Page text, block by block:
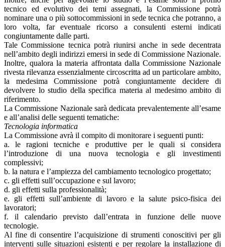
tecnico ed evolutivo dei temi assegnati, la Commissione potrà
nominare una o più sottocommissioni in sede tecnica che potranno, a
loro volta, far eventuale ricorso a consulenti esterni indicati
congiuntamente dalle parti.
Tale Commissione tecnica potrà riunirsi anche in sede decentrata
nell’ambito degli indirizzi emersi in sede di Commissione Nazionale.
Inoltre, qualora la materia affrontata dalla Commissione Nazionale
rivesta rilevanza essenzialmente circoscritta ad un particolare ambito,
la medesima Commissione potrà congiuntamente decidere di
devolvere lo studio della specifica materia al medesimo ambito di
riferimento.
La Commissione Nazionale sarà dedicata prevalentemente all’esame
e all’analisi delle seguenti tematiche:
Tecnologia informatica
La Commissione avrà il compito di monitorare i seguenti punti:
a. le ragioni tecniche e produttive per le quali si considera
l’introduzione di una nuova tecnologia e gli investimenti
complessivi;
b. la natura e l’ampiezza del cambiamento tecnologico progettato;
c. gli effetti sull’occupazione e sul lavoro;
d. gli effetti sulla professionalità;
e. gli effetti sull’ambiente di lavoro e la salute psico-fisica dei
lavoratori;
f. il calendario previsto dall’entrata in funzione delle nuove
tecnologie.
Al fine di consentire l’acquisizione di strumenti conoscitivi per gli
interventi sulle situazioni esistenti e per regolare la installazione di